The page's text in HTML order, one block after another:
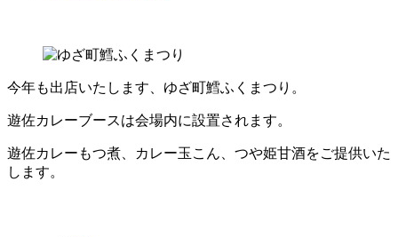
今年も出店いたします、ゆざ町鱈ふくまつり。
遊佐カレーブースは会場内に設置されます。
遊佐カレーもつ煮、カレー玉こん、つや姫甘酒をご提供いた
します。